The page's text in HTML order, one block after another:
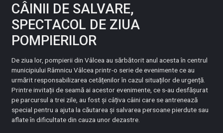
CÂINII DE SALVARE,
SPECTACOL DE ZIUA
POMPIERILOR
De ziua lor, pompierii din Vâlcea au sărbătorit anul acesta în centrul
municipiului Râmnicu Vâlcea printr-o serie de evenimente ce au
urmărit responsabilizarea cetățenilor în cazul situaților de urgență.
Printre invitații de seamă ai acestor evenimente, ce s-au desfășurat
pe parcursul a trei zile, au fost și câțiva câini care se antrenează
special pentru a ajuta la căutarea și salvarea persoane pierdute sau
aflate în dificultate din cauza unor dezastre.